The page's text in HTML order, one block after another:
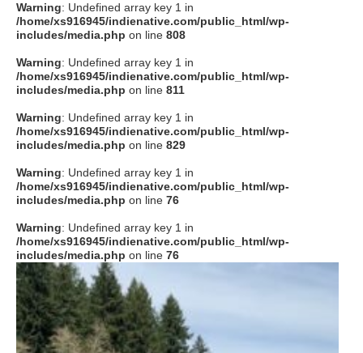
instagram
Tumblr
Soundcloud
to indienative
Warning: Undefined array key 1 in
/home/xs916945/indienative.com/public_html/wp-
includes/media.php on line 808
Warning: Undefined array key 1 in
/home/xs916945/indienative.com/public_html/wp-
includes/media.php on line 811
Warning: Undefined array key 1 in
/home/xs916945/indienative.com/public_html/wp-
includes/media.php on line 829
Warning: Undefined array key 1 in
/home/xs916945/indienative.com/public_html/wp-
includes/media.php on line 76
Warning: Undefined array key 1 in
/home/xs916945/indienative.com/public_html/wp-
includes/media.php on line 76